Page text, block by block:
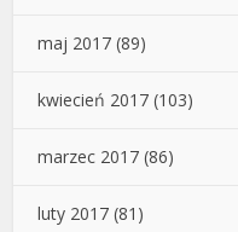
maj 2017 (89)
kwiecień 2017 (103)
marzec 2017 (86)
luty 2017 (81)